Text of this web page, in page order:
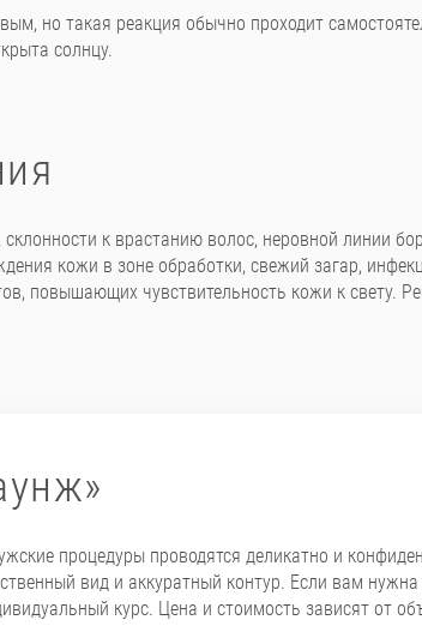
но такая реакция обычно проходит
солнцу.
к врастанию волос, неровной линии
кожи в зоне обработки, свежий загар,
повышающих чувствительность кожи к свету.
процедуры проводятся деликатно и
вид и аккуратный контур. Если вам
курс. Цена и стоимость зависят от